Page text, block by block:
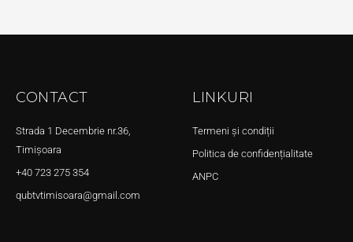
CONTACT
Strada 1 Decembrie nr.36,
Timișoara
+40 723 275 354
qubtvtimisoara@gmail.com
LINKURI
Termeni și condiții
Politica de confidențialitate
ANPC